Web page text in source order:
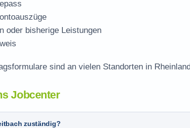
oder bisherige Leistungen
sind an vielen Standorten in
Jobcenter
zuständig?